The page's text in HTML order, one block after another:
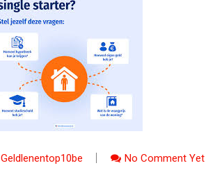
Geldlenentop10be No Comment Yet